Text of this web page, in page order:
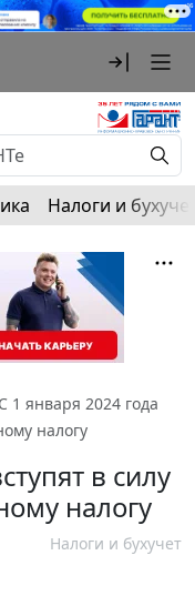
Налоги и
С 1 января 2024 года
налогу
в силу
налогу
Налоги и бухучет